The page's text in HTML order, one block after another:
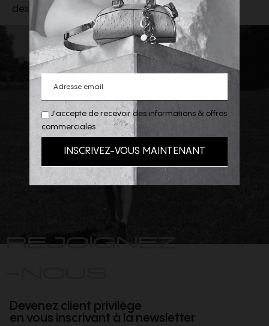
des tailles
REJOIGNEZ
Devenez client privilège
en vous inscrivant à la newsletter
J'accepte de recevoir des informations & offres
commerciales